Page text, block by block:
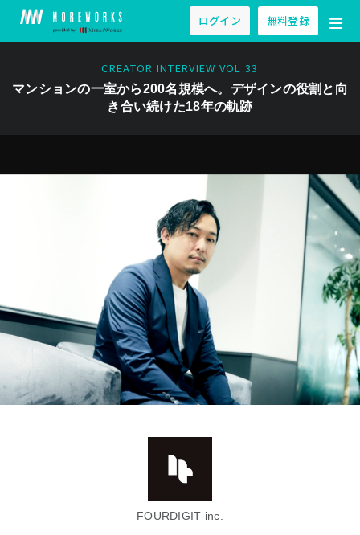
ログイン 無料登録
CREATOR INTERVIEW VOL.33
マンションの一室から200名規模へ。デザインの役割と向
き合い続けた18年の軌跡
FOURDIGIT inc.